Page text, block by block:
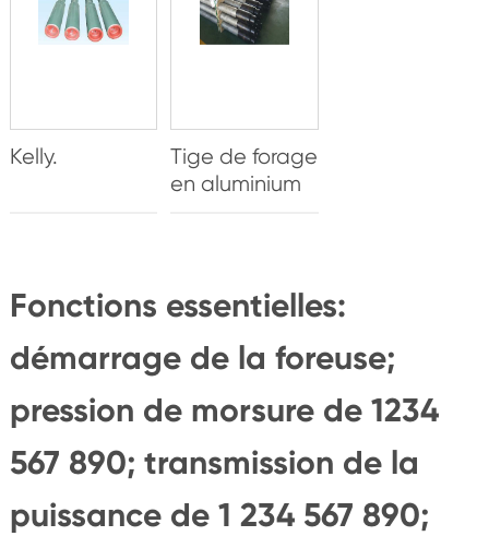
Kelly.
Tige de forage
en aluminium
Fonctions essentielles:
démarrage de la foreuse;
pression de morsure de 1234
567 890; transmission de la
puissance de 1 234 567 890;